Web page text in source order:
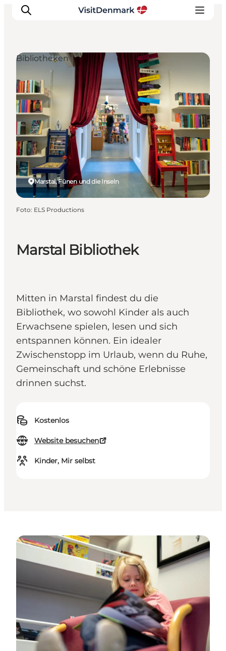
Inspiration
Regionen
Erlebnisse
Unterkünfte
Reiseplanung
Marstal Bibliothek
Mitten in Marstal findest du die
Bibliothek, wo sowohl Kinder als auch
Erwachsene spielen, lesen und sich
entspannen können. Ein idealer
Zwischenstopp im Urlaub, wenn du Ruhe,
Gemeinschaft und schöne Erlebnisse
drinnen suchst.
Kostenlos
Website besuchen
Kinder, Mir selbst
Marstal, Fünen und die Inseln
Bibliotheken
Foto: ELS Productions